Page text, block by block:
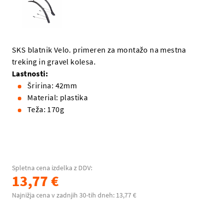
SKS blatnik Velo. primeren za montažo na mestna
treking in gravel kolesa.
Lastnosti:
Šririna: 42mm
Material: plastika
Teža: 170g
Spletna cena izdelka z DDV:
13,77 €
Najnižja cena v zadnjih 30-tih dneh: 13,77 €